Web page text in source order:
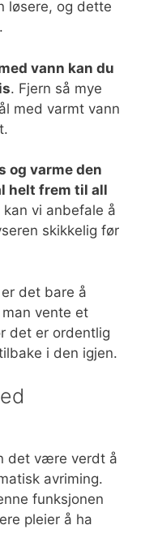
løsere, og dette
vann kan du
. Fjern så mye
med varmt vann
og varme den
helt frem til all
vi anbefale å
skikkelig før
det bare å
vente et
det er ordentlig
i den igjen.
det være verdt å
avriming.
funksjonen
pleier å ha